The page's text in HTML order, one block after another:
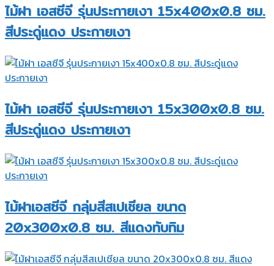
ไม้ฝา เอสซีจี รุ่นประกายเงา 15x400x0.8 ซม.
สีประดู่แดง ประกายเงา
ไม้ฝา เอสซีจี รุ่นประกายเงา 15x300x0.8 ซม.
สีประดู่แดง ประกายเงา
ไม้ฝาเอสซีจี กลุ่มสีสเปเชียล ขนาด
20x300x0.8 ซม. สีแดงทับทิม